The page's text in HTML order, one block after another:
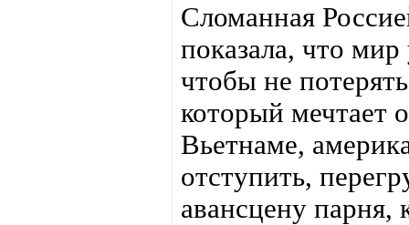
Сломанная
показала, что
чтобы не
который мечтает
Вьетнаме,
отступить,
авансцену парня,